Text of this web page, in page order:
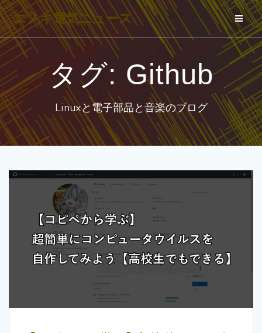
コ
ン
テ
ツ
ス
キ
ッ
エノキ電気ニュース
タグ: Github
Linuxと電子部品と音楽のブログ